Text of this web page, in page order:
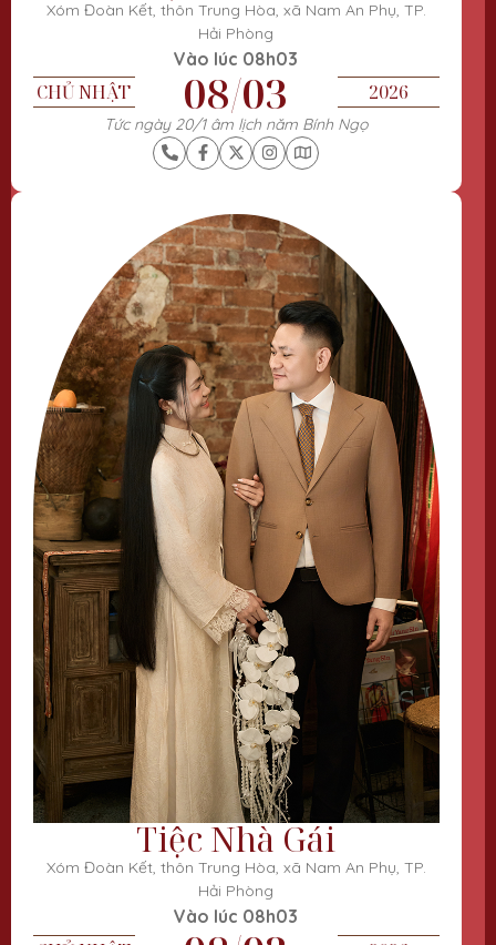
Xóm Đoàn Kết, thôn Trung Hòa, xã Nam An Phụ, TP.
Hải Phòng
Vào lúc 08h03
CHỦ NHẬT 08/03 2026
Tức ngày 20/1 âm lịch năm Bính Ngọ
Tiệc Nhà Gái
Xóm Đoàn Kết, thôn Trung Hòa, xã Nam An Phụ, TP.
Hải Phòng
Vào lúc 08h03